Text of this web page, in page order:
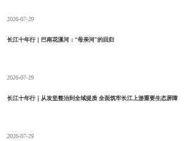
2026-07-29
长江十年行｜巴南花溪河：“母亲河”的回归
2026-07-29
长江十年行｜从攻坚整治到全域提质 全面筑牢长江上游重要生态屏障
2026-07-29